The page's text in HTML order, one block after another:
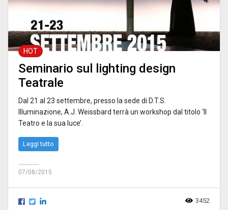
HOT
Seminario sul lighting design
Teatrale
Dal 21 al 23 settembre, presso la sede di D.T.S.
Illuminazione, A.J. Weissbard terrà un workshop dal titolo ‘Il
Teatro e la sua luce’.
Leggi tutto
07/08/2015
3452